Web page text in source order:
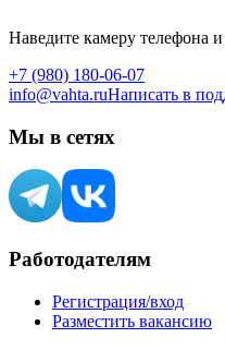
Наведите камеру телефона
+7 (980) 180-06-07
info@vahta.ruНаписать в
Мы в сетях
Работодателям
Регистрация/вход
Разместить вакансию